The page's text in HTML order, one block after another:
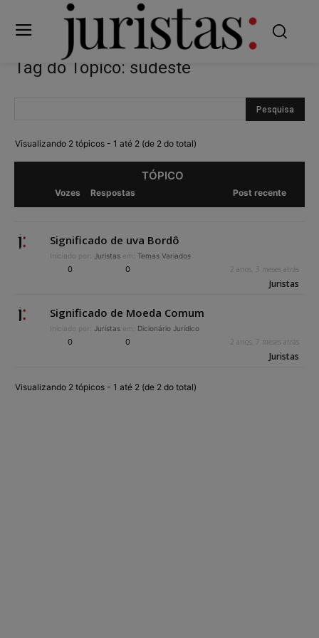
Tag do Tópico: sudeste
Visualizando 2 tópicos - 1 até 2 (de 2 do total)
TÓPICO
Vozes Respostas Post recente
Significado de uva Bordô
Iniciado por: Juristas em: Temas Variados
0 0 2 anos, 3 meses atrás
Juristas
Significado de Moeda Comum
Iniciado por: Juristas em: Dicionário Jurídico
0 0 2 anos, 7 meses atrás
Juristas
Visualizando 2 tópicos - 1 até 2 (de 2 do total)